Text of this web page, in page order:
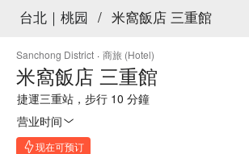
台北｜桃园 / 米窩飯店 三重館
Sanchong District · 商旅 (Hotel)
米窩飯店 三重館
捷運三重站，步行 10 分鐘
营业时间
现在可预订